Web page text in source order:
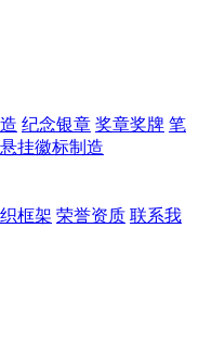
纪念银章 奖章奖牌 笔
挂徽标制造
框架 荣誉资质 联系我